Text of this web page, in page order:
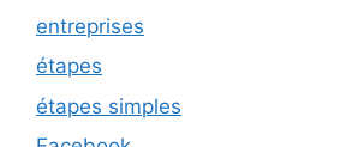
entreprises
étapes
étapes simples